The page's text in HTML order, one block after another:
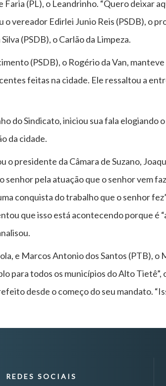
(PL), o Leandrinho. “Quero deixar
o vereador Edirlei Junio Reis (PSDB), o
(PSDB), o Carlão da Limpeza.
(PSDB), o Rogério da Van,
feitas na cidade. Ele ressaltou a
do Sindicato, iniciou sua fala elogiando
da cidade.
presidente da Câmara de Suzano,
senhor pela atuação que o senhor vem
conquista do trabalho que o senhor
que isso está acontecendo porque é
e Marcos Antonio dos Santos (PTB), o
para todos os municípios do Alto
desde o começo do seu mandato.
REDES SOCIAIS